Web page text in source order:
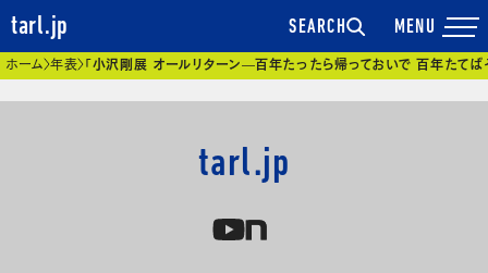
tarl.jp SEARCH
現在位置
ホーム 年表 「小沢剛展 オールリターン—百年たったら帰っておいで 百年たてば
tarl.jp